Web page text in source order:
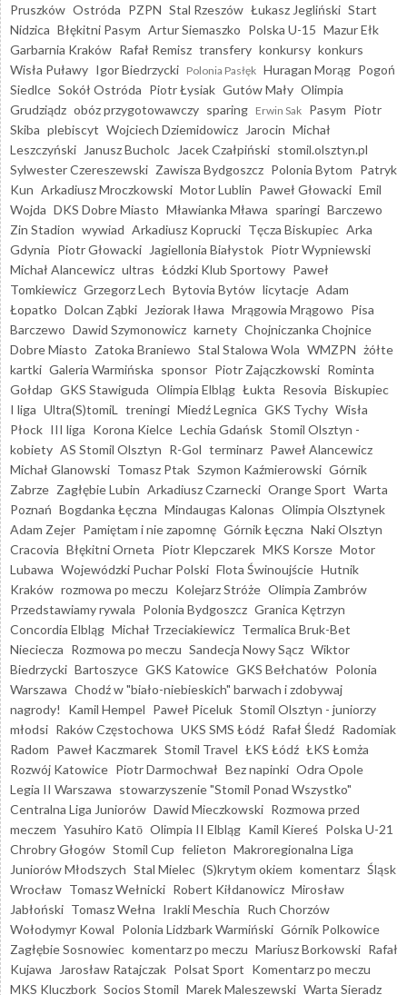
Pruszków Ostróda PZPN Stal Rzeszów Łukasz Jegliński Start
Nidzica Błękitni Pasym Artur Siemaszko Polska U-15 Mazur Ełk
Garbarnia Kraków Rafał Remisz transfery konkursy konkurs
Wisła Puławy Igor Biedrzycki Polonia Pasłęk Huragan Morąg Pogoń
Siedlce Sokół Ostróda Piotr Łysiak Gutów Mały Olimpia
Grudziądz obóz przygotowawczy sparing Erwin Sak Pasym Piotr
Skiba plebiscyt Wojciech Dziemidowicz Jarocin Michał
Leszczyński
Janusz Bucholc Jacek Czałpiński stomil.olsztyn.pl
Sylwester Czereszewski Zawisza Bydgoszcz Polonia Bytom Patryk
Kun Arkadiusz Mroczkowski Motor Lublin Paweł Głowacki Emil
Wojda DKS Dobre Miasto Mławianka Mława sparingi Barczewo
Zin Stadion wywiad Arkadiusz Koprucki Tęcza Biskupiec Arka
Gdynia Piotr Głowacki Jagiellonia Białystok Piotr Wypniewski
Michał Alancewicz ultras Łódzki Klub Sportowy Paweł
Tomkiewicz Grzegorz Lech Bytovia Bytów licytacje Adam
Łopatko Dolcan Ząbki Jeziorak Iława Mrągowia Mrągowo Pisa
Barczewo Dawid Szymonowicz karnety Chojniczanka Chojnice
Dobre Miasto Zatoka Braniewo Stal Stalowa Wola WMZPN żółte
kartki Galeria Warmińska sponsor Piotr Zajączkowski Rominta
Gołdap GKS Stawiguda Olimpia Elbląg Łukta Resovia Biskupiec
I liga Ultra(S)tomiL treningi Miedź Legnica GKS Tychy Wisła
Płock III liga Korona Kielce Lechia Gdańsk Stomil Olsztyn -
kobiety AS Stomil Olsztyn R-Gol terminarz Paweł Alancewicz
Michał Glanowski Tomasz Ptak Szymon Kaźmierowski Górnik
Zabrze Zagłębie Lubin Arkadiusz Czarnecki Orange Sport Warta
Poznań Bogdanka Łęczna Mindaugas Kalonas Olimpia Olsztynek
Adam Zejer Pamiętam i nie zapomnę Górnik Łęczna Naki Olsztyn
Cracovia Błękitni Orneta Piotr Klepczarek MKS Korsze Motor
Lubawa Wojewódzki Puchar Polski Flota Świnoujście Hutnik
Kraków rozmowa po meczu Kolejarz Stróże Olimpia Zambrów
Przedstawiamy rywala Polonia Bydgoszcz Granica Kętrzyn
Concordia Elbląg Michał Trzeciakiewicz Termalica Bruk-Bet
Nieciecza Rozmowa po meczu Sandecja Nowy Sącz Wiktor
Biedrzycki Bartoszyce GKS Katowice GKS Bełchatów Polonia
Warszawa Chodź w "biało-niebieskich" barwach i zdobywaj
nagrody!
Kamil Hempel Paweł Piceluk Stomil Olsztyn - juniorzy
młodsi Raków Częstochowa UKS SMS Łódź Rafał Śledź Radomiak
Radom Paweł Kaczmarek Stomil Travel ŁKS Łódź ŁKS Łomża
Rozwój Katowice Piotr Darmochwał Bez napinki Odra Opole
Legia II Warszawa stowarzyszenie "Stomil Ponad Wszystko"
Centralna Liga Juniorów Dawid Mieczkowski Rozmowa przed
meczem Yasuhiro Katō Olimpia II Elbląg Kamil Kiereś Polska U-21
Chrobry Głogów Stomil Cup felieton Makroregionalna Liga
Juniorów Młodszych Stal Mielec (S)krytym okiem komentarz Śląsk
Wrocław Tomasz Wełnicki Robert Kiłdanowicz Mirosław
Jabłoński Tomasz Wełna Irakli Meschia Ruch Chorzów
Wołodymyr Kowal Polonia Lidzbark Warmiński Górnik Polkowice
Zagłębie Sosnowiec komentarz po meczu Mariusz Borkowski Rafał
Kujawa
Jarosław Ratajczak Polsat Sport Komentarz po meczu
MKS Kluczbork Socios Stomil Marek Maleszewski Warta Sieradz